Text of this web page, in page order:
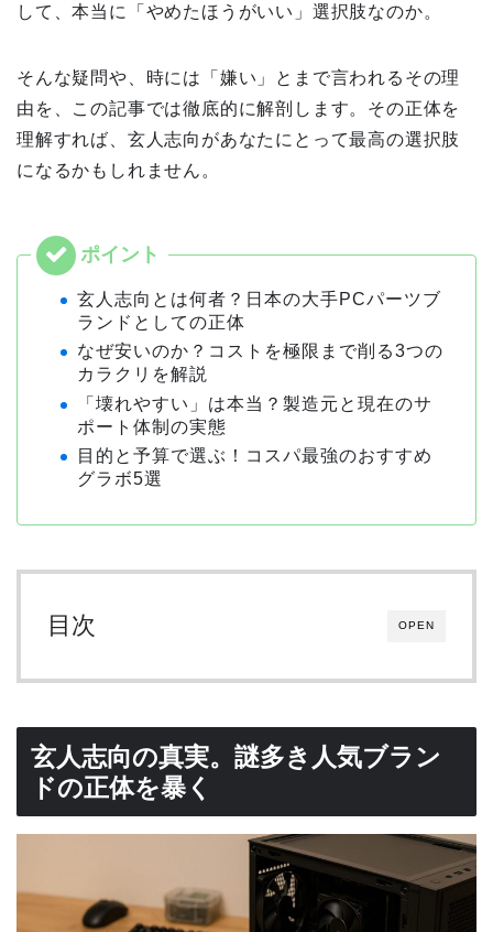
して、本当に「やめたほうがいい」選択肢なのか。
そんな疑問や、時には「嫌い」とまで言われるその理
由を、この記事では徹底的に解剖します。その正体を
理解すれば、玄人志向があなたにとって最高の選択肢
になるかもしれません。
玄人志向とは何者？日本の大手PCパーツブ
ランドとしての正体
なぜ安いのか？コストを極限まで削る3つの
カラクリを解説
「壊れやすい」は本当？製造元と現在のサ
ポート体制の実態
目的と予算で選ぶ！コスパ最強のおすすめ
グラボ5選
OPEN
目次
玄人志向の真実。謎多き人気ブラン
ドの正体を暴く